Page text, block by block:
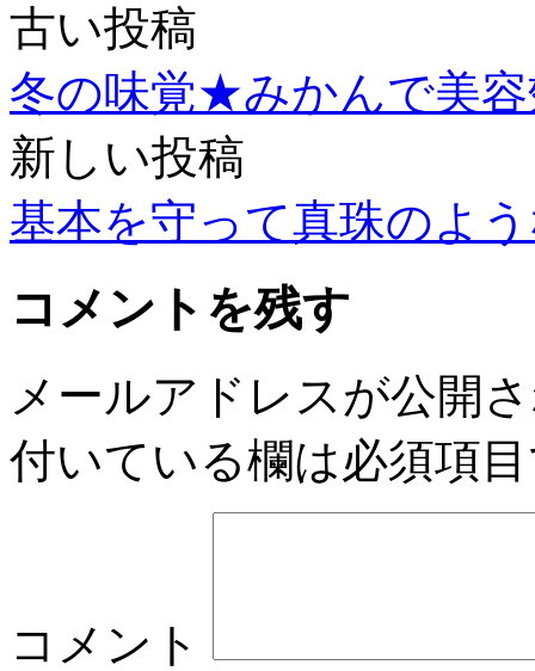
古い投稿
冬の味覚★みかんで美
新しい投稿
基本を守って真珠のよ
コメントを残す
メールアドレスが公開
付いている欄は必須項
コメント